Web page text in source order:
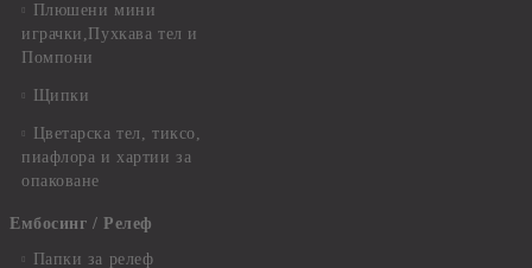
Плюшени мини
играчки,Пухкава тел и
Помпони
Щипки
Цветарска тел, тиксо,
пиафлора и хартии за
опаковане
Ембосинг / Релеф
Папки за релеф